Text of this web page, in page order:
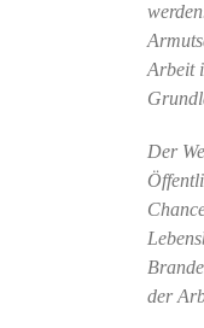
Arbeit
Der
der